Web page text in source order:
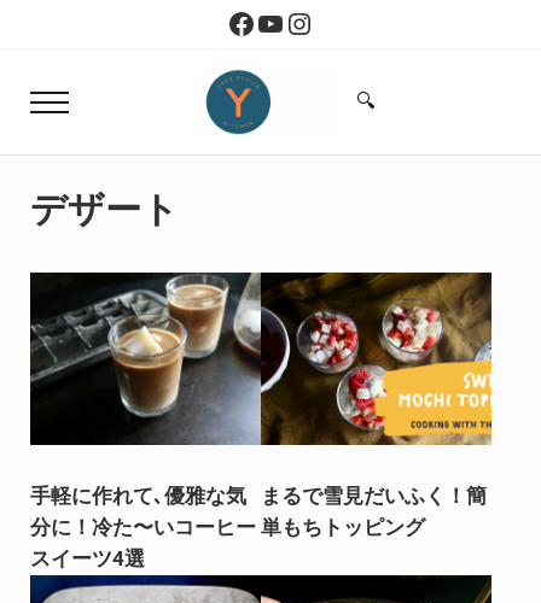
Skip to header right navigationFacebook
YouTube
Instagram
Menu
Yoko Design Kitchen
Search...
🔍
デザート
手軽に作れて､優雅な気
分に！冷た〜いコーヒー
スイーツ4選
まるで雪見だいふく！簡
単もちトッピング